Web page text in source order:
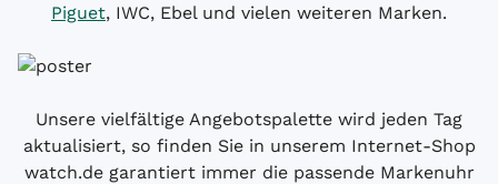
Piguet, IWC, Ebel und vielen weiteren Marken.
Unsere vielfältige Angebotspalette wird jeden Tag
aktualisiert, so finden Sie in unserem Internet-Shop
watch.de garantiert immer die passende Markenuhr